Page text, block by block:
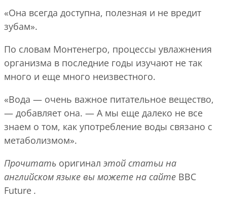
«Она всегда доступна, полезная и не вредит
зубам».
По словам Монтенегро, процессы увлажнения
организма в последние годы изучают не так
много и еще много неизвестного.
«Вода — очень важное питательное вещество,
— добавляет она. — А мы еще далеко не все
знаем о том, как употребление воды связано с
метаболизмом».
Прочитать оригинал этой статьи на
английском языке вы можете на сайте BBC
Future .